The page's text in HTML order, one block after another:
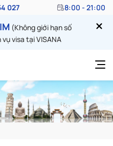
027 8:00 - 21:00
(Không giới hạn số
visa tại VISANA